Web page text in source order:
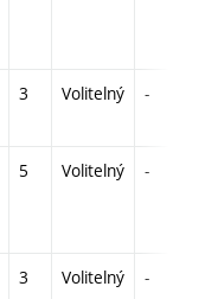
3 Volitelný -
5 Volitelný -
3 Volitelný -